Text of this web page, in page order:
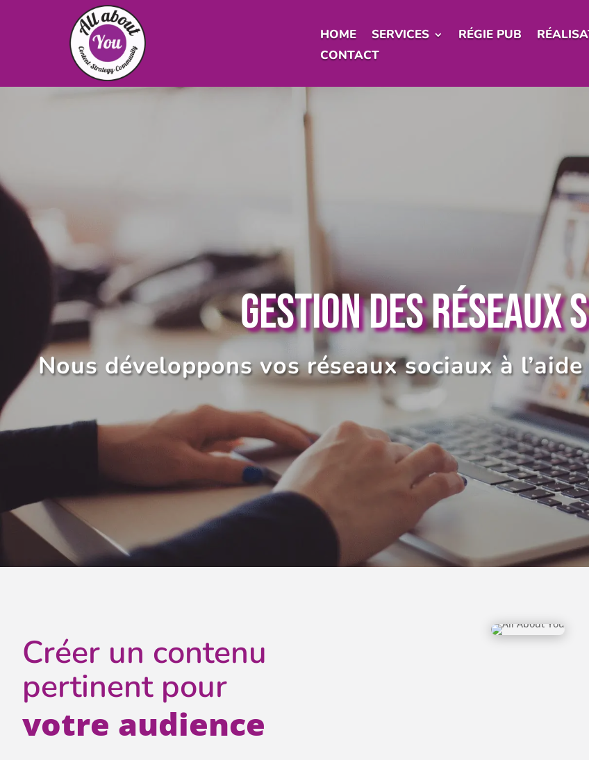
HOME SERVICES RÉGIE PUB
CONTACT
GESTION DES RÉSEAUX
Nous développons vos réseaux sociaux à
Créer un contenu
pertinent pour
votre audience